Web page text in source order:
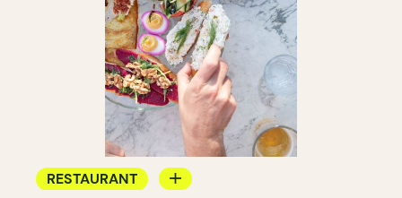
RESTAURANT